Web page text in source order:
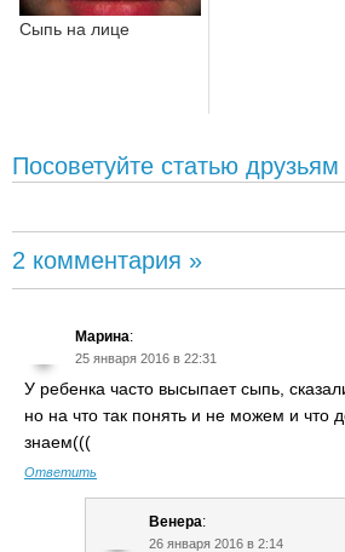
Сыпь на лице
Посоветуйте статью друзьям
2 комментария »
Марина:
25 января 2016 в 22:31
У ребенка часто высыпает сыпь,
но на что так понять и не можем и что
знаем(((
Ответить
Венера:
26 января 2016 в 2:14